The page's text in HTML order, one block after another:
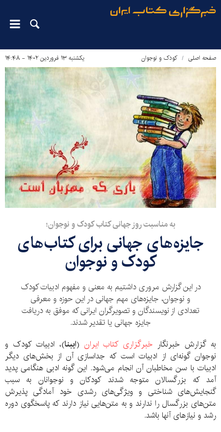
صفحه اصلی کودک و نوجوان یکشنبه ۱۳ فروردین ۱۴۰۲ - ۱۴:۴۸
به مناسبت روز جهانی کتاب کودک و نوجوان؛
جایزه‌های جهانی برای کتاب‌های
کودک و نوجوان
در این گزارش مروری داشتیم به معنی و مفهوم ادبیات کودک
و نوجوان، جایزه‌های مهم جهانی در این حوزه و معرفی
تعدادی از نویسندگان و تصویرگران ایرانی که موفق به دریافت
جایزه جهانی یا تقدیر شدند.
به گزارش خبرنگار خبرگزاری کتاب ایران (ایبنا)، ادبیات کودک و
نوجوان گونه‌ای از ادبیات است که جداسازی آن از بخش‌های دیگر
ادبیات با سن مخاطبان آن انجام می‌شود. این گونه ادبی هنگامی پدید
آمد که بزرگسالان متوجه شدند کودکان و نوجوانان به سبب
گنجایش‌های شناختی و ویژگی‌های رشدی خود آمادگی پذیرش
متن‌های بزرگسال را ندارند و به متن‌هایی نیاز دارند که پاسخگوی دوره
رشد و نیازهای آنها باشد.